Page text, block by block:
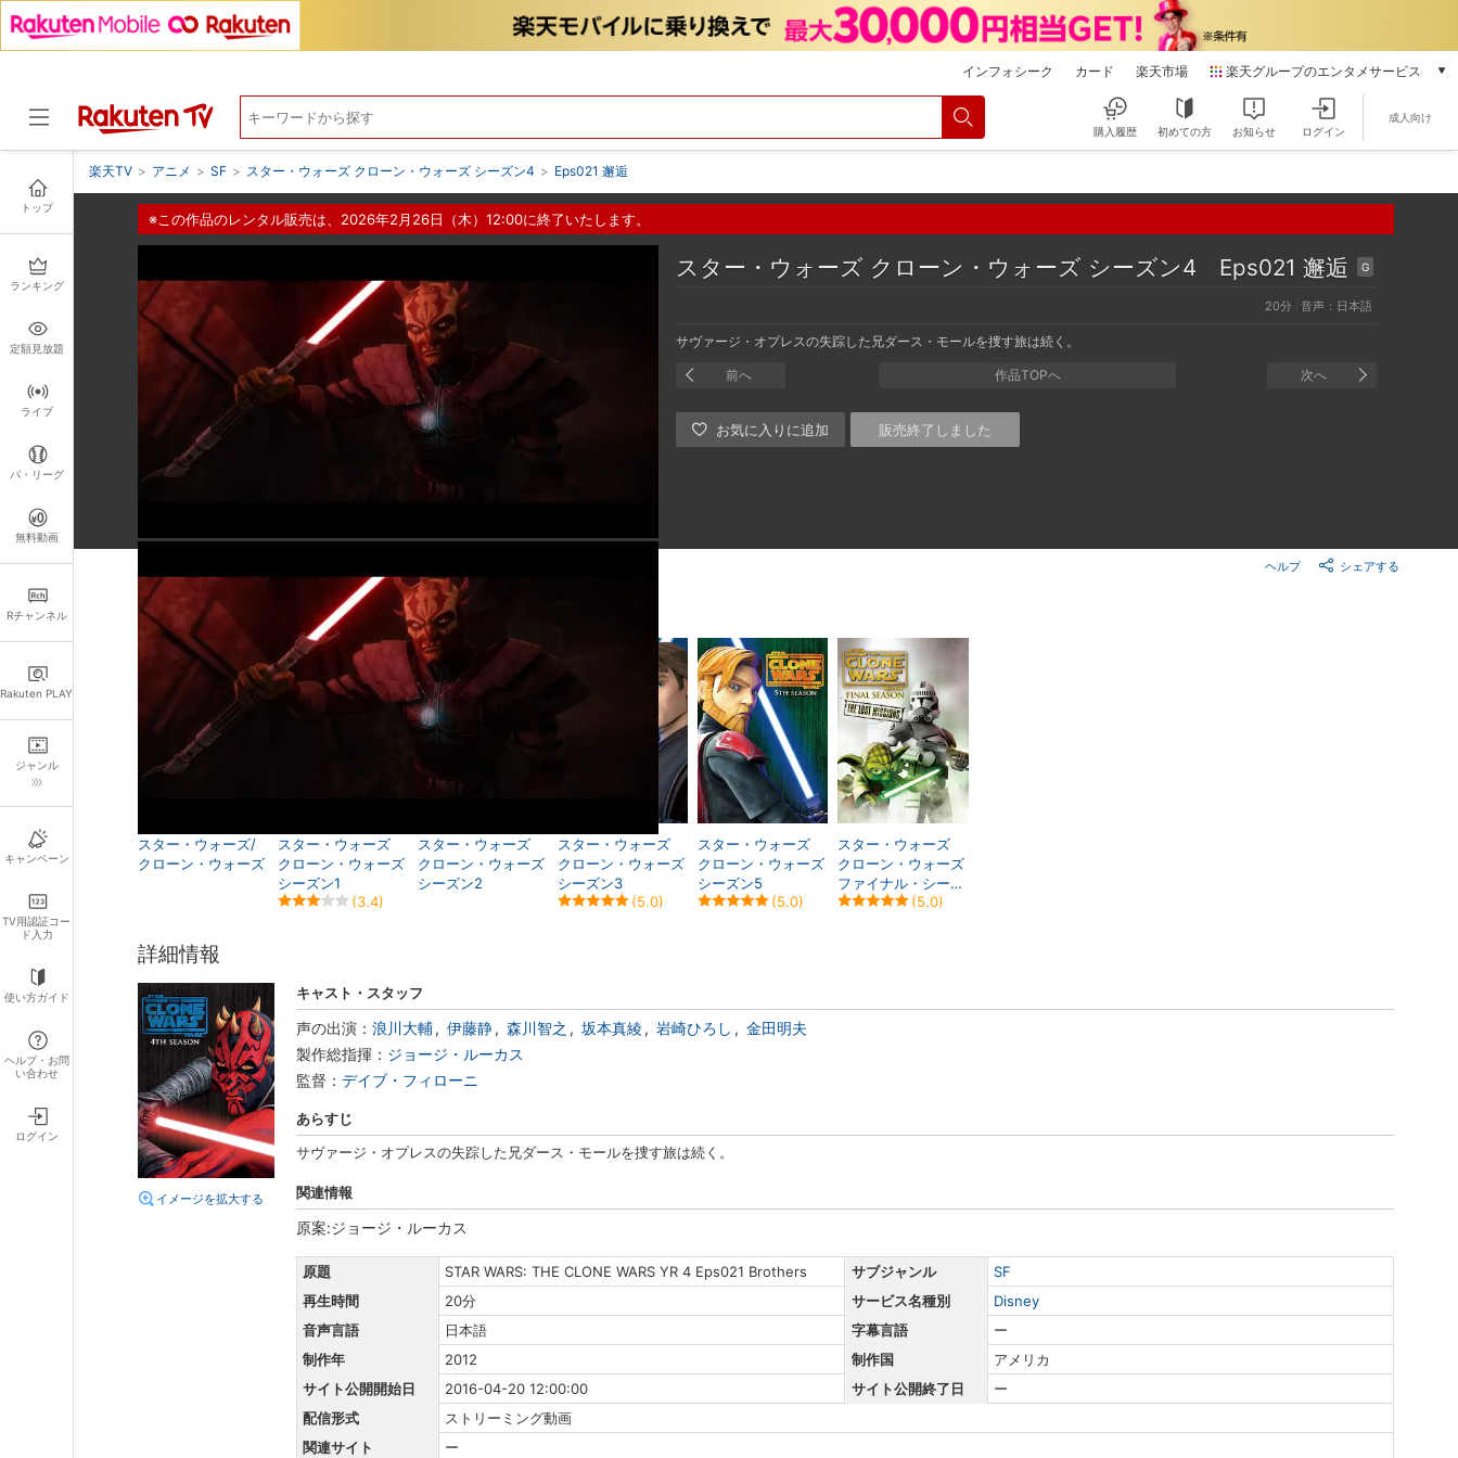
インフォシーク カード 楽天市場 楽天グループのエンタメサービス
本/ゲーム/CD/DVD
電子書籍
雑誌読み放題
楽天マガジン
音楽配信
動画配信
Rakuten PLAY
購入履歴 初めての方 お知らせ ログイン
成人向け
トップ
ランキング
定額見放題
ライブ
パ・リーグ
無料動画
Rチャンネル
Rakuten PLAY
ジャンル
キャンペーン
TV用認証コー
ド入力
使い方ガイド
ヘルプ・お問
い合わせ
ログイン
楽天TV > アニメ > SF > スター・ウォーズ クローン・ウォーズ シーズン4 > Eps021 邂逅
※この作品のレンタル販売は、2026年2月26日（木）12:00に終了いたします。
スター・ウォーズ クローン・ウォーズ シーズン4 Eps021 邂逅 G
20分 音声：日本語
サヴァージ・オプレスの失踪した兄ダース・モールを捜す旅は続く。
前へ 作品TOPへ 次へ
販売終了しました
シェアする
ヘルプ
関連作品
スター・ウォーズ/
クローン・ウォーズ
スター・ウォーズ
クローン・ウォーズ
シーズン1
(3.4)
スター・ウォーズ
クローン・ウォーズ
シーズン2
スター・ウォーズ
クローン・ウォーズ
シーズン3
(5.0)
スター・ウォーズ
クローン・ウォーズ
シーズン5
(5.0)
スター・ウォーズ
クローン・ウォーズ
ファイナル・シーズ
ン/ザ・ロスト・ミ
(5.0)
詳細情報
イメージを拡大する
キャスト・スタッフ
声の出演： 浪川大輔 伊藤静 森川智之 坂本真綾 岩崎ひろし
金田明夫
製作総指揮： ジョージ・ルーカス
監督： デイブ・フィローニ
あらすじ
サヴァージ・オプレスの失踪した兄ダース・モールを捜す旅は続く。
関連情報
原案:ジョージ・ルーカス
原題 STAR WARS: THE CLONE WARS YR 4 Eps021 Brothers サブジャンル
SF
再生時間
20分 サービス名種別
Disney
音声言語
日本語 字幕言語
ー
制作年
2012 制作国
アメリカ
サイト公開開始日
2016-04-20 12:00:00 サイト公開終了日
ー
配信形式
ストリーミング動画
関連サイト
ー